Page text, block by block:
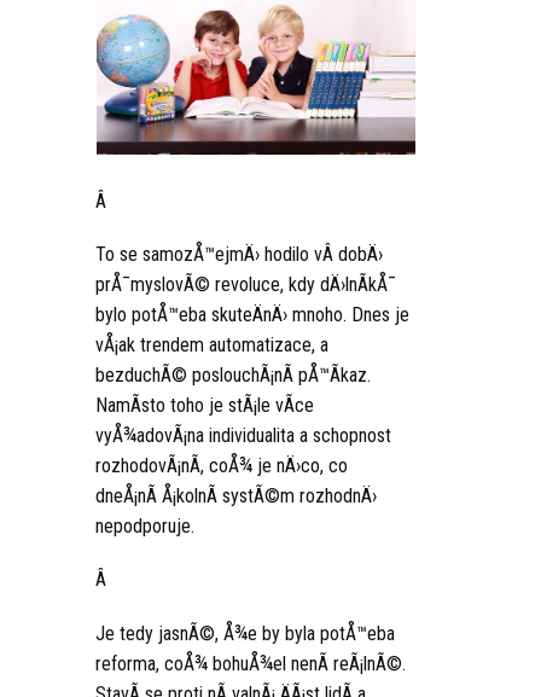
Â
To se samozÅ™ejmÄ› hodilo vÂ dobÄ›
prÅ¯myslovÃ© revoluce, kdy dÄ›lnÃ­kÅ¯
bylo potÅ™eba skuteÄnÄ› mnoho. Dnes je
vÅ¡ak trendem automatizace, a
bezduchÃ© poslouchÃ¡nÃ­ pÅ™Ã­kaz.
NamÃ­sto toho je stÃ¡le vÃ­ce
vyÅ¾adovÃ¡na individualita a schopnost
rozhodovÃ¡nÃ­, coÅ¾ je nÄ›co, co
dneÅ¡nÃ­ Å¡kolnÃ­ systÃ©m rozhodnÄ›
nepodporuje.
Â
Je tedy jasnÃ©, Å¾e by byla potÅ™eba
reforma, coÅ¾ bohuÅ¾el nenÃ­ reÃ¡lnÃ©.